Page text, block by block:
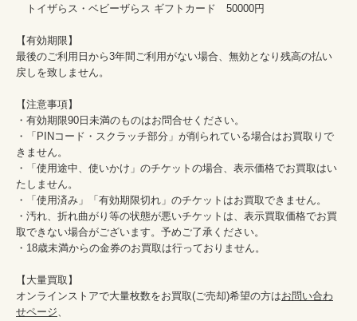
トイザらス・ベビーザらス ギフトカード　50000円
【有効期限】
最後のご利用日から3年間ご利用がない場合、無効となり残高の払い
戻しを致しません。
【注意事項】
・有効期限90日未満のものはお問合せください。
・「PINコード・スクラッチ部分」が削られている場合はお買取りで
きません。
・「使用途中、使いかけ」のチケットの場合、表示価格でお買取はい
たしません。
・「使用済み」「有効期限切れ」のチケットはお買取できません。
・汚れ、折れ曲がり等の状態が悪いチケットは、表示買取価格でお買
取できない場合がございます。予めご了承ください。
・18歳未満からの金券のお買取は行っておりません。
【大量買取】
オンラインストアで大量枚数をお買取(ご売却)希望の方はお問い合わ
せページ、